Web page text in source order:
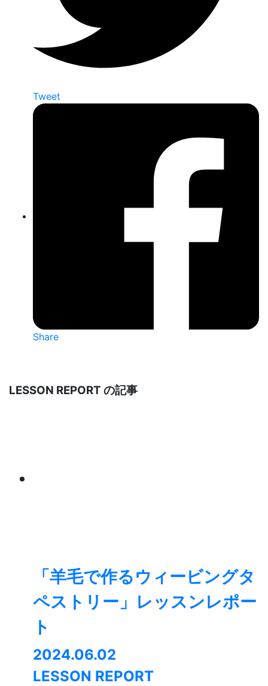
Tweet
Share
LESSON REPORT の記事
「羊毛で作るウィービングタ
ペストリー」レッスンレポー
ト
2024.06.02
LESSON REPORT